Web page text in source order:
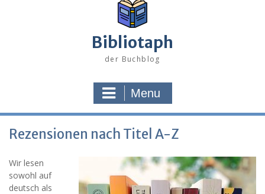
Bibliotaph
der Buchblog
Menu
Rezensionen nach Titel A-Z
Wir lesen
sowohl auf
deutsch als